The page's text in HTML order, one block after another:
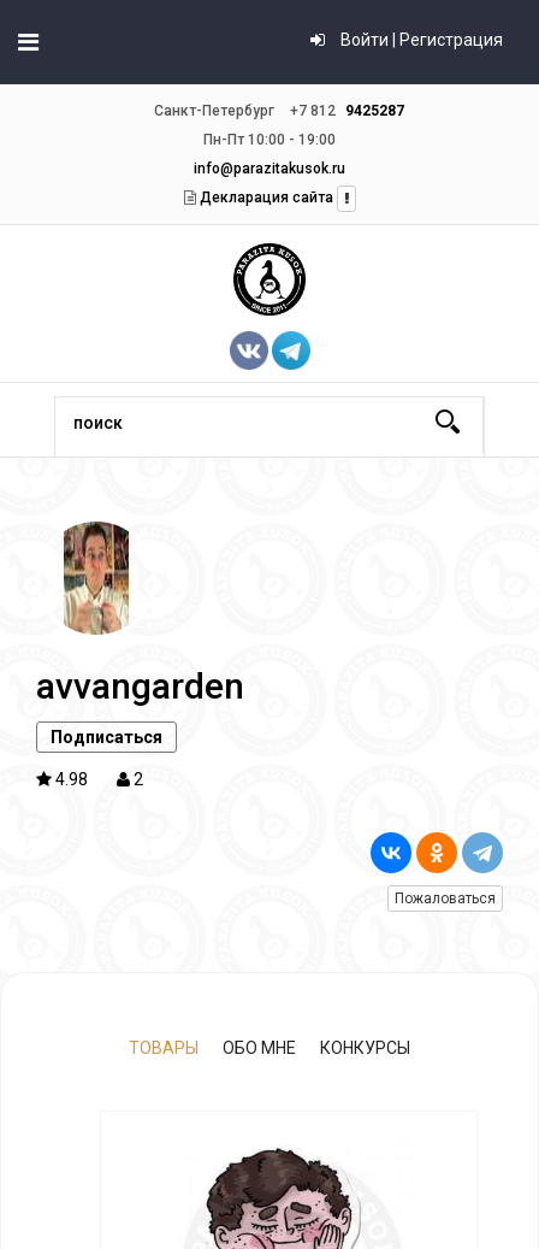
Войти | Регистрация
Санкт-Петербург +7 812
9425287
Пн-Пт 10:00 - 19:00
info@parazitakusok.ru
Декларация сайта
avvangarden
Подписаться
4.98 2
Пожаловаться
ТОВАРЫ ОБО МНЕ КОНКУРСЫ